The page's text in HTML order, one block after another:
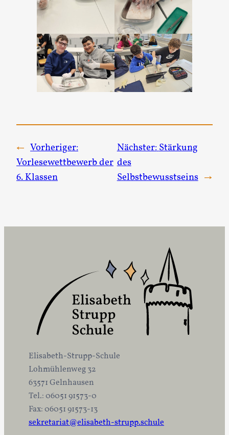
← Vorheriger:
Vorlesewettbewerb der
6. Klassen
Nächster:Stärkung
des
Selbstbewusstseins →
Elisabeth-Strupp-Schule
Lohmühlenweg 32
63571 Gelnhausen
Tel.: 06051 91573-0
Fax: 06051 91573-13
sekretariat@elisabeth-strupp.schule